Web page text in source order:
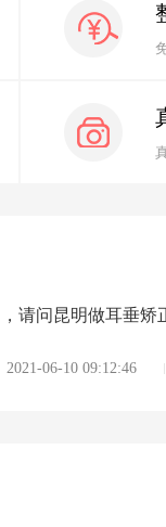
请问昆明做耳垂矫
2021-06-10 09:12:46